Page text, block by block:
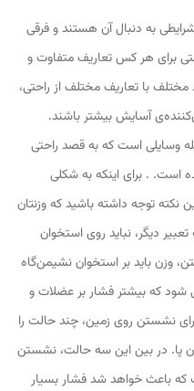
به دنبال آن هستند و فرقی
برای هر کس تعاریف متفاوت و
مختلف با تعاریف مختلف از راحتی،
آسایش بیشتر باشند.
وسایلی است که به قصد راحتی
است. . برای اینکه به شکلی
نکته توجه داشته باشید که وزنتان
تعبیر دیگر، نباید روی استخوان
وزن باید بر استخوان نشیمن‌گاه
شود که بیشتر فشار بر عضلات و
نشستن روی زمین، چند حالت را
پا. در بین این سه حالت، نشستن
که باعث خواهد شد فشار بسیار